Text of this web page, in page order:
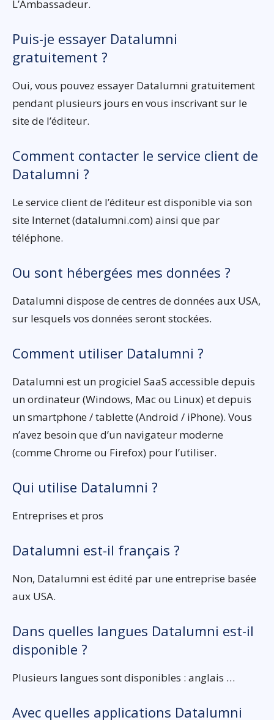
L’Ambassadeur.
Puis-je essayer Datalumni
gratuitement ?
Oui, vous pouvez essayer Datalumni gratuitement
pendant plusieurs jours en vous inscrivant sur le
site de l’éditeur.
Comment contacter le service client de
Datalumni ?
Le service client de l’éditeur est disponible via son
site Internet (datalumni.com) ainsi que par
téléphone.
Ou sont hébergées mes données ?
Datalumni dispose de centres de données aux USA,
sur lesquels vos données seront stockées.
Comment utiliser Datalumni ?
Datalumni est un progiciel SaaS accessible depuis
un ordinateur (Windows, Mac ou Linux) et depuis
un smartphone / tablette (Android / iPhone). Vous
n’avez besoin que d’un navigateur moderne
(comme Chrome ou Firefox) pour l’utiliser.
Qui utilise Datalumni ?
Entreprises et pros
Datalumni est-il français ?
Non, Datalumni est édité par une entreprise basée
aux USA.
Dans quelles langues Datalumni est-il
disponible ?
Plusieurs langues sont disponibles : anglais …
Avec quelles applications Datalumni